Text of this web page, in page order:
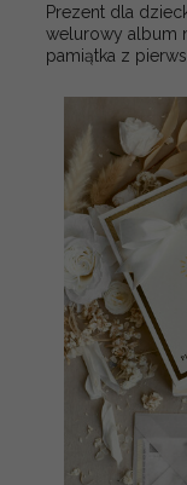
Prezent dla
welurowy album
pamiątka z